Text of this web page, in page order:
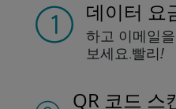
데이터 요
하고 이메일
보세요.빨리!
QR 코드 스